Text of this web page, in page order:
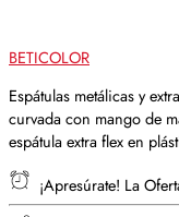
BETICOLOR
Espátulas metálicas y
curvada con mango de
espátula extra flex en
¡Apresúrate! La